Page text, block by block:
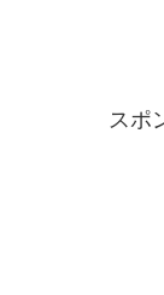
スポ